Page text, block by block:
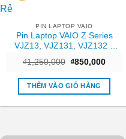
PIN LAPTOP VAIO
Pin Laptop VAIO Z Series
VJZ13, VJZ131, VJZ132 –
₫1,250,000 Giá
là:
₫1,250,000.
₫850,000Giá
tại
THÊM VÀO GIỎ HÀNG